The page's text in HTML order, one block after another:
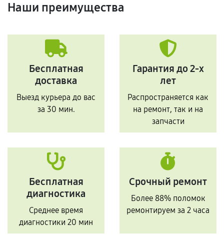
Наши преимущества
Бесплатная
доставка
Выезд курьера до вас
за 30 мин.
Гарантия до 2-х
лет
Распространяется как
на ремонт, так и на
запчасти
Бесплатная
диагностика
Среднее время
диагностики 20 мин
Срочный ремонт
Более 88% поломок
ремонтируем за 2 часа